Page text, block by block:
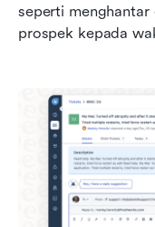
seperti menghantar
prospek kepada